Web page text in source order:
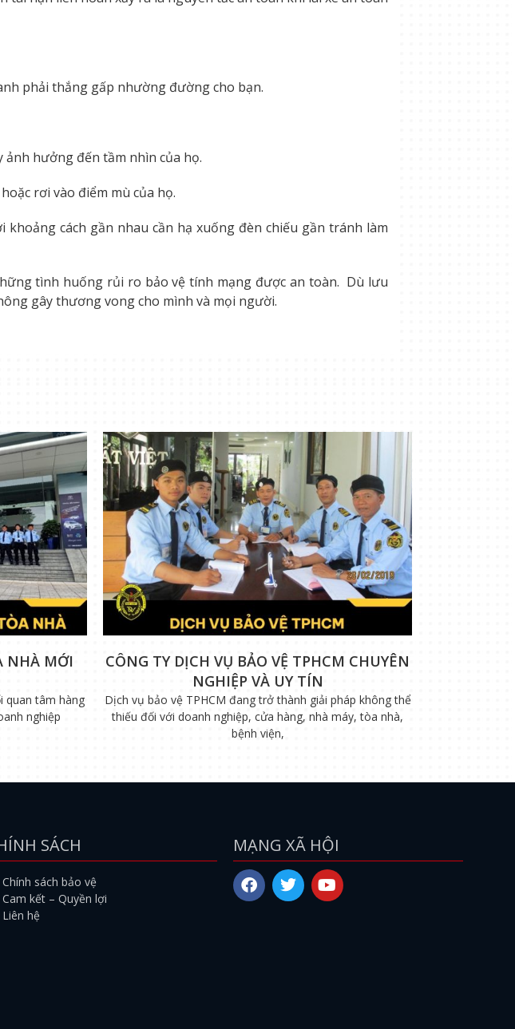
phải thắng gấp nhường đường cho bạn.
ảnh hưởng đến tầm nhìn của họ.
rơi vào điểm mù của họ.
khoảng cách gần nhau cần hạ xuống đèn chiếu gần tránh làm
tình huống rủi ro bảo vệ tính mạng được an toàn. Dù lưu
gây thương vong cho mình và mọi người.
NHÀ MỚI
quan tâm hàng
nghiệp
CÔNG TY DỊCH VỤ BẢO VỆ TPHCM CHUYÊN
NGHIỆP VÀ UY TÍN
Dịch vụ bảo vệ TPHCM đang trở thành giải pháp không thể
thiếu đối với doanh nghiệp, cửa hàng, nhà máy, tòa nhà,
bệnh viện,
SÁCH
Chính sách bảo vệ
Cam kết – Quyền lợi
Liên hệ
MẠNG XÃ HỘI